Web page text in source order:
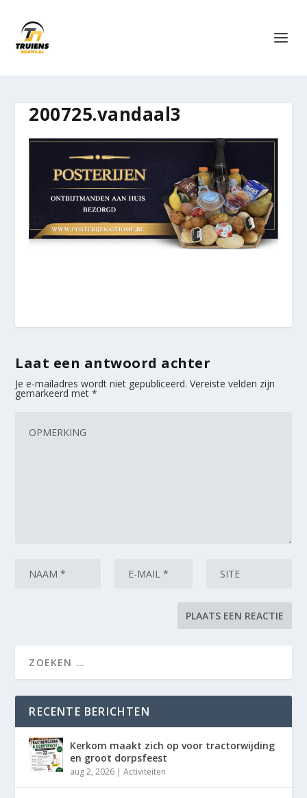
200725.vandaal3
Laat een antwoord achter
Je e-mailadres wordt niet gepubliceerd. Vereiste velden zijn
gemarkeerd met*
RECENTE BERICHTEN
Kerkom maakt zich op voor tractorwijding
en groot dorpsfeest
aug 2, 2026 |Activiteiten